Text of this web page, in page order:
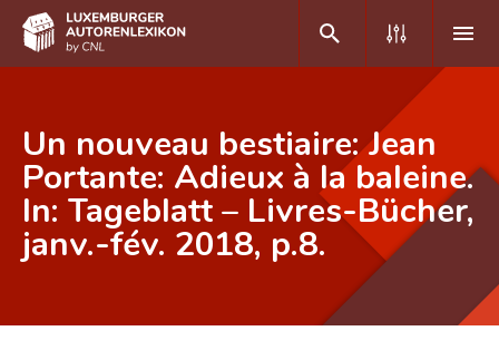
DE FR
Home
Autor(inn)en A-Z
Un nouveau bestiaire: Jean
Portante: Adieux à la baleine.
In: Tageblatt – Livres-Bücher,
janv.-fév. 2018, p.8.